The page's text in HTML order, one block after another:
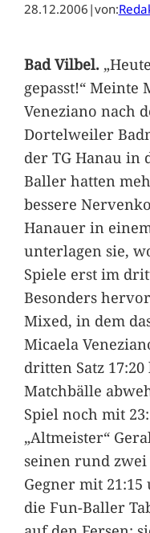
28.12.2006 |von:
Bad Vilbel.
gepasst!“ Meinte
Veneziano nach
Dortelweiler
der TG Hanau in
Baller hatten
bessere
Hanauer in
unterlagen sie,
Spiele erst im
Besonders
Mixed, in dem
Micaela
dritten Satz
Matchbälle
Spiel noch mit
„Altmeister“
seinen rund
Gegner mit
die Fun-Baller